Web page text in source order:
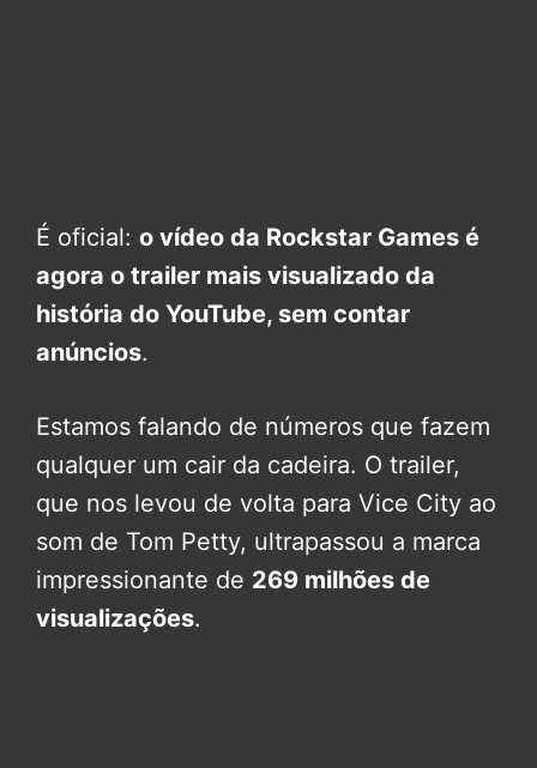
É oficial: o vídeo da Rockstar Games é
agora o trailer mais visualizado da
história do YouTube, sem contar
anúncios.
Estamos falando de números que fazem
qualquer um cair da cadeira. O trailer,
que nos levou de volta para Vice City ao
som de Tom Petty, ultrapassou a marca
impressionante de 269 milhões de
visualizações.